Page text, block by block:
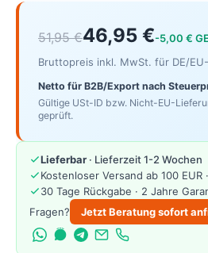
51,95 €46,95 €-5,00 €
Bruttopreis inkl. MwSt. für DE/
Netto für B2B/Export nach
Gültige USt-ID bzw. Nicht-EU-
geprüft.
Lieferbar · Lieferzeit 1-2 Wochen
Kostenloser Versand ab 100 EUR
30 Tage Rückgabe · 2 Jahre
Fragen?
Jetzt Beratung sofort